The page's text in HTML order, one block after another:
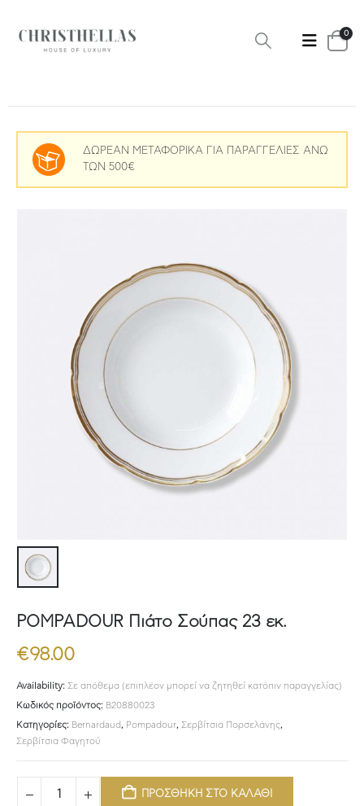
0
ΔΩΡΕΑΝ ΜΕΤΑΦΟΡΙΚΑ ΓΙΑ ΠΑΡΑΓΓΕΛΙΕΣ ΑΝΩ
ΤΩΝ 500€
POMPADOUR Πιάτο Σούπας 23 εκ.
€98.00
Availability: Σε απόθεμα (επιπλέον μπορεί να ζητηθεί κατόπιν παραγγελίας)
Κωδικός προϊόντος: B20880023
Κατηγορίες: Bernardaud, Pompadour, Σερβίτσια Πορσελάνης,
Σερβίτσια Φαγητού
ΠΡΟΣΘΗΚΗ ΣΤΟ ΚΑΛΑΘΙ